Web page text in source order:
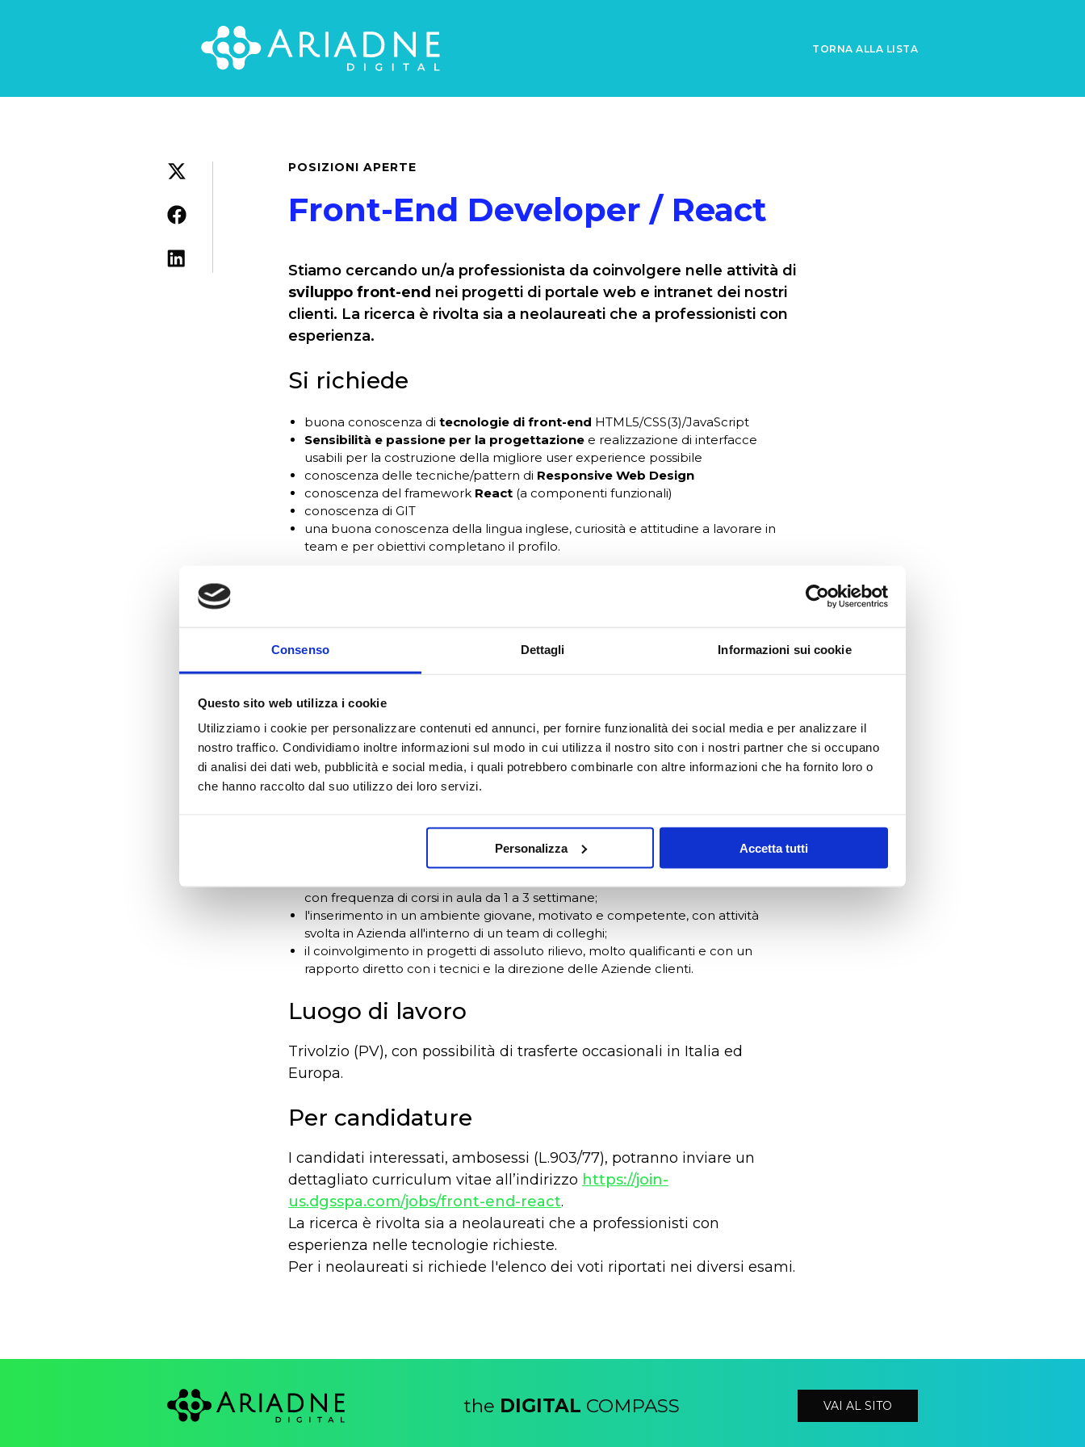
Consenso Dettagli Informazioni sui cookie
Questo sito web utilizza i cookie
Utilizziamo i cookie per personalizzare contenuti ed annunci, per fornire funzionalità dei social media e per analizzare il
nostro traffico. Condividiamo inoltre informazioni sul modo in cui utilizza il nostro sito con i nostri partner che si occupano
di analisi dei dati web, pubblicità e social media, i quali potrebbero combinarle con altre informazioni che ha fornito loro o
che hanno raccolto dal suo utilizzo dei loro servizi.
Personalizza Accetta tutti
TORNA ALLA LISTA
POSIZIONI APERTE
Front-End Developer / React
Stiamo cercando un/a professionista da coinvolgere nelle attività di
sviluppo front-end nei progetti di portale web e intranet dei nostri
clienti. La ricerca è rivolta sia a neolaureati che a professionisti con
esperienza.
Si richiede
buona conoscenza di tecnologie di front-end HTML5/CSS(3)/JavaScript
Sensibilità e passione per la progettazione e realizzazione di interfacce
usabili per la costruzione della migliore user experience possibile
conoscenza delle tecniche/pattern di Responsive Web Design
conoscenza del framework React (a componenti funzionali)
conoscenza di GIT
una buona conoscenza della lingua inglese, curiosità e attitudine a lavorare in
team e per obiettivi completano il profilo.
esperienza nello sviluppo di SPA in architetture a servizi (API REST o GRAPHQL)
conoscenza di Gatsby JS
Jenkins, AWS Code Pipeline e simili).
buona conoscenza del tool Postman
conoscenza delle best practices SEO e dei core web vitals
conoscenza delle problematiche legate all’accessibilità dello sviluppo di siti
internet.
contratto a tempo indeterminato;
con frequenza di corsi in aula da 1 a 3 settimane;
l'inserimento in un ambiente giovane, motivato e competente, con attività
svolta in Azienda all'interno di un team di colleghi;
il coinvolgimento in progetti di assoluto rilievo, molto qualificanti e con un
rapporto diretto con i tecnici e la direzione delle Aziende clienti.
Luogo di lavoro
Trivolzio (PV), con possibilità di trasferte occasionali in Italia ed
Europa.
Per candidature
I candidati interessati, ambosessi (L.903/77), potranno inviare un
dettagliato curriculum vitae all’indirizzo https://join-
us.dgsspa.com/jobs/front-end-react.
La ricerca è rivolta sia a neolaureati che a professionisti con
esperienza nelle tecnologie richieste.
Per i neolaureati si richiede l'elenco dei voti riportati nei diversi esami.
the DIGITAL COMPASS VAI AL SITO